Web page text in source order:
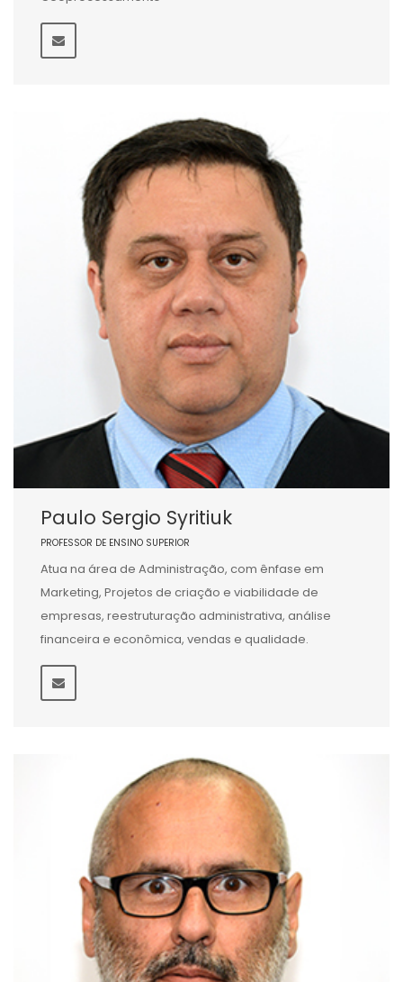
Paulo Sergio Syritiuk
PROFESSOR DE ENSINO SUPERIOR
Atua na área de Administração, com ênfase em
Marketing, Projetos de criação e viabilidade de
empresas, reestruturação administrativa, análise
financeira e econômica, vendas e qualidade.